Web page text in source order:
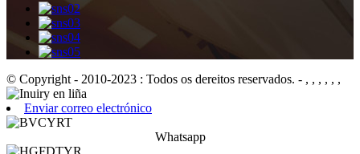
© Copyright - 2010-2023 : Todos os dereitos reservados. - , , , , , ,
Enviar correo electrónico
Whatsapp